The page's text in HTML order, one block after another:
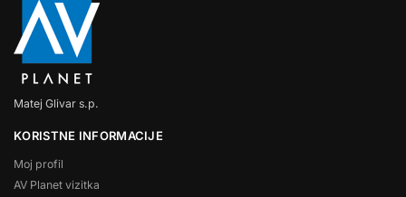
Matej Glivar s.p.
KORISTNE INFORMACIJE
Moj profil
AV Planet vizitka